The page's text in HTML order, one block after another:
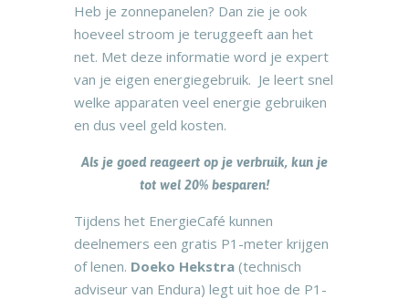
Heb je zonnepanelen? Dan zie je ook
hoeveel stroom je teruggeeft aan het
net. Met deze informatie word je expert
van je eigen energiegebruik. Je leert snel
welke apparaten veel energie gebruiken
en dus veel geld kosten.
Als je goed reageert op je verbruik, kun je
tot wel 20% besparen!
Tijdens het EnergieCafé kunnen
deelnemers een gratis P1-meter krijgen
of lenen. Doeko Hekstra(technisch
adviseur van Endura) legt uit hoe de P1-